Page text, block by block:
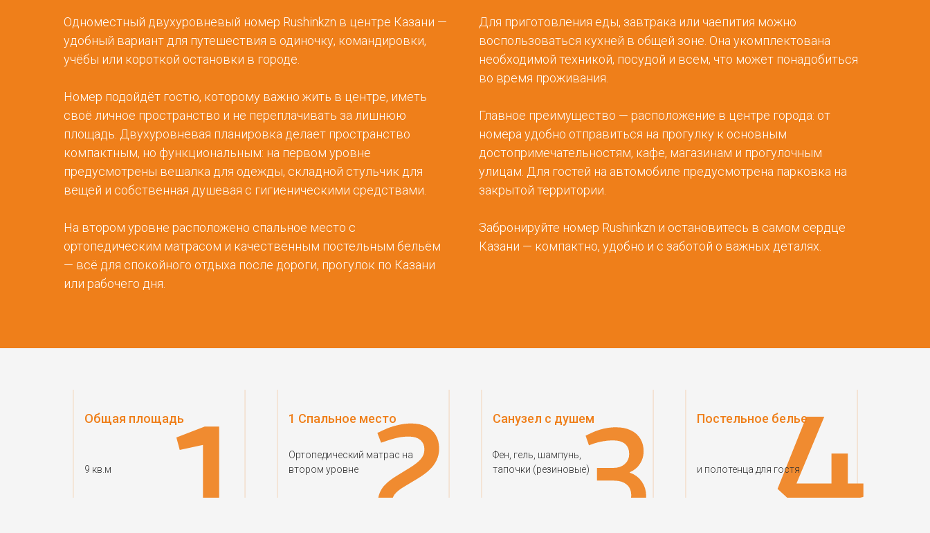
Одноместный двухуровневый номер Rushinkzn в центре Казани —
удобный вариант для путешествия в одиночку, командировки,
учёбы или короткой остановки в городе.
Номер подойдёт гостю, которому важно жить в центре, иметь
своё личное пространство и не переплачивать за лишнюю
площадь. Двухуровневая планировка делает пространство
компактным, но функциональным: на первом уровне
предусмотрены вешалка для одежды, складной стульчик для
вещей и собственная душевая с гигиеническими средствами.
На втором уровне расположено спальное место с
ортопедическим матрасом и качественным постельным бельём
— всё для спокойного отдыха после дороги, прогулок по Казани
или рабочего дня.
Для приготовления еды, завтрака или чаепития можно
воспользоваться кухней в общей зоне. Она укомплектована
необходимой техникой, посудой и всем, что может понадобиться
во время проживания.
Главное преимущество — расположение в центре города: от
номера удобно отправиться на прогулку к основным
достопримечательностям, кафе, магазинам и прогулочным
улицам. Для гостей на автомобиле предусмотрена парковка на
закрытой территории.
Забронируйте номер Rushinkzn и остановитесь в самом сердце
Казани — компактно, удобно и с заботой о важных деталях.
Общая площадь
9 кв.м
1 Спальное место
Ортопедический матрас на
втором уровне
Санузел с душем
Фен, гель, шампунь,
тапочки (резиновые)
Постельное белье
и полотенца для гостя